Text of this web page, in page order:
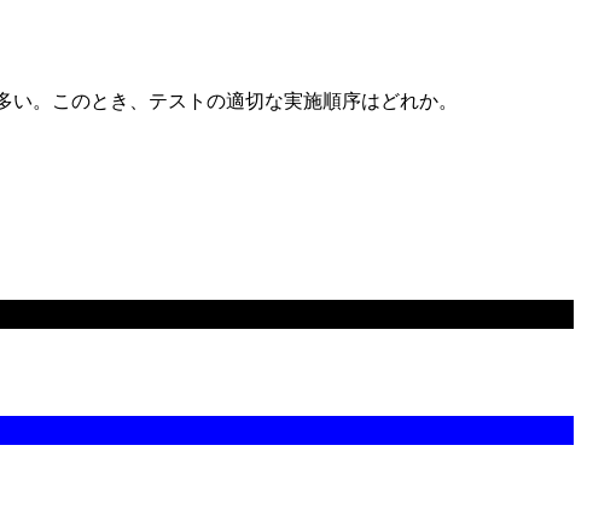
。このとき、テストの適切な実施順序はどれか。